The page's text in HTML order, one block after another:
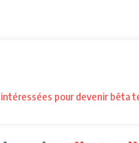
intéressées pour devenir bêta